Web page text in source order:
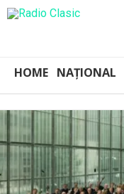
HOME NAȚIONAL